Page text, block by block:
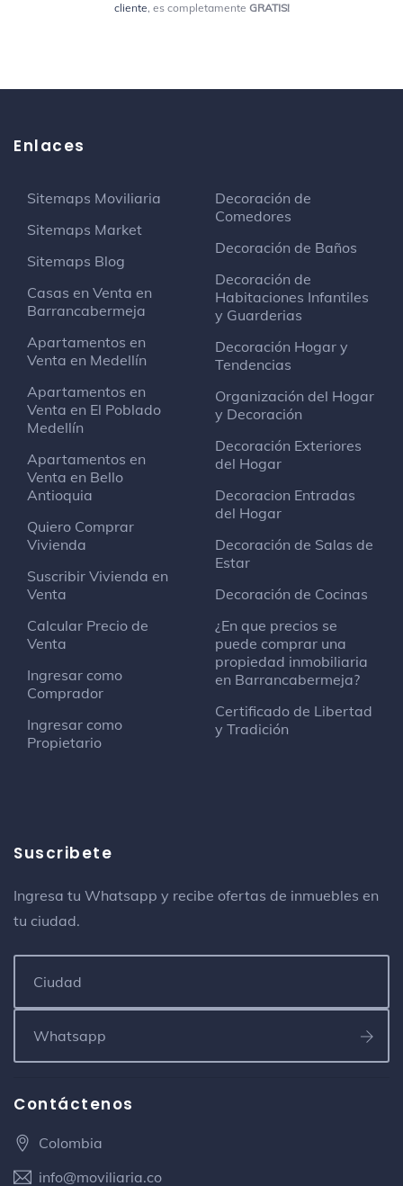
cliente, es completamente GRATIS!
Enlaces
Sitemaps Moviliaria
Sitemaps Market
Sitemaps Blog
Casas en Venta en
Barrancabermeja
Apartamentos en
Venta en Medellín
Apartamentos en
Venta en El Poblado
Medellín
Apartamentos en
Venta en Bello
Antioquia
Quiero Comprar
Vivienda
Suscribir Vivienda en
Venta
Calcular Precio de
Venta
Ingresar como
Comprador
Ingresar como
Propietario
Decoración de
Comedores
Decoración de Baños
Decoración de
Habitaciones Infantiles
y Guarderias
Decoración Hogar y
Tendencias
Organización del Hogar
y Decoración
Decoración Exteriores
del Hogar
Decoracion Entradas
del Hogar
Decoración de Salas de
Estar
Decoración de Cocinas
¿En que precios se
puede comprar una
propiedad inmobiliaria
en Barrancabermeja?
Certificado de Libertad
y Tradición
Suscribete
Ingresa tu Whatsapp y recibe ofertas de inmuebles en
tu ciudad.
Contáctenos
Colombia
info@moviliaria.co